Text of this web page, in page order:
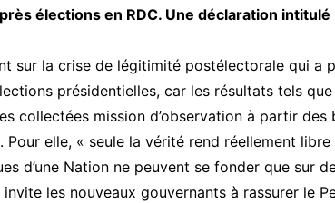
élections en RDC. Une déclaration intitulé
sur la crise de légitimité postélectorale qui a
présidentielles, car les résultats tels
collectées mission d’observation à partir
Pour elle, « seule la vérité rend réellement
d’une Nation ne peuvent se fonder que sur
les nouveaux gouvernants à rassurer le